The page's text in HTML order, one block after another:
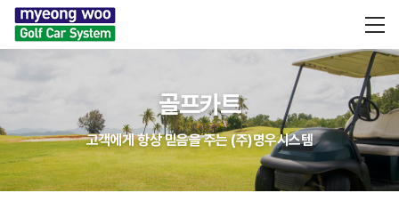
골프카트
고객에게 항상 믿음을 주는 (주)명우시스템